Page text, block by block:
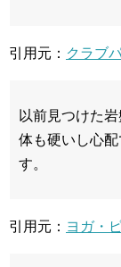
引用元： クラブ
以前見つけた
体も硬いし心
す。
引用元： ヨガ・